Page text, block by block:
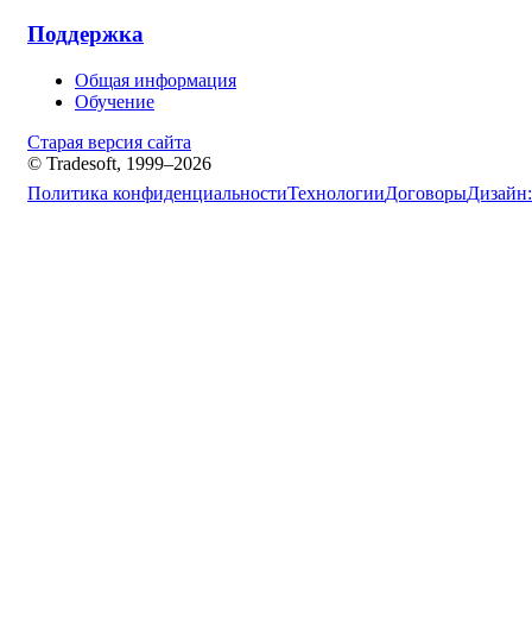
Поддержка
Общая информация
Обучение
Старая версия сайта
© Tradesoft, 1999–2026
Политика конфиденциальностиТехнологииДоговорыДизайн: